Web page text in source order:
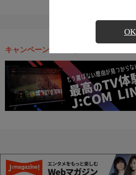
OK
キャンペーン・お得な情報